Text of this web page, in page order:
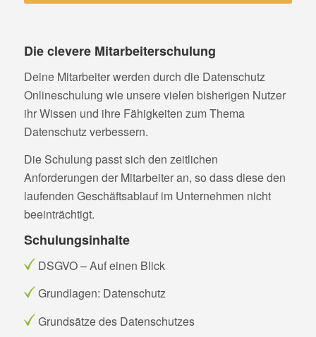
Die clevere Mitarbeiterschulung
Deine Mitarbeiter werden durch die Datenschutz
Onlineschulung wie unsere vielen bisherigen Nutzer
ihr Wissen und ihre Fähigkeiten zum Thema
Datenschutz verbessern.
Die Schulung passt sich den zeitlichen
Anforderungen der Mitarbeiter an, so dass diese den
laufenden Geschäftsablauf im Unternehmen nicht
beeinträchtigt.
Schulungsinhalte
DSGVO – Auf einen Blick
Grundlagen: Datenschutz
Grundsätze des Datenschutzes